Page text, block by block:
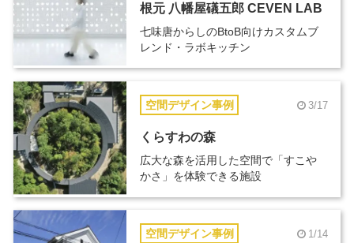
根元 八幡屋礒五郎 CEVEN LAB
七味唐からしのBtoB向けカスタムブ
レンド・ラボキッチン
空間デザイン事例 3/17
くらすわの森
広大な森を活用した空間で「すこや
かさ」を体験できる施設
空間デザイン事例 1/14